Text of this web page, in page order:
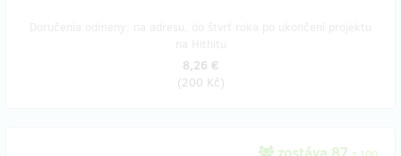
8,26 €
(200 Kč)